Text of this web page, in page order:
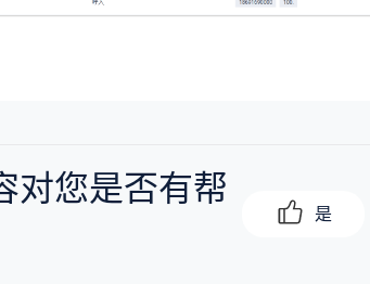
对您是否有帮
是